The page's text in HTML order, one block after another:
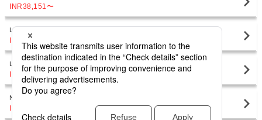
INR38,151〜
Las Vegas
INR45,752
Las Vegas Houston(IAH)
INR45,752 〜
New York Houston(IAH)